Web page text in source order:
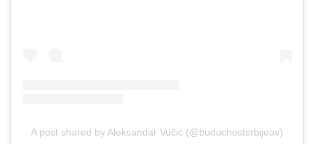
A post shared by Aleksandar Vučić (@buducnostsrbijeav)